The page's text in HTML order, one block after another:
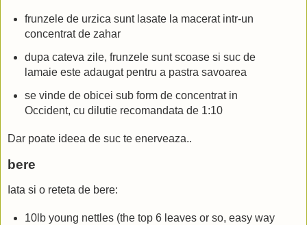
frunzele de urzica sunt lasate la macerat intr-un
concentrat de zahar
dupa cateva zile, frunzele sunt scoase si suc de
lamaie este adaugat pentru a pastra savoarea
se vinde de obicei sub form de concentrat in
Occident, cu dilutie recomandata de 1:10
Dar poate ideea de suc te enerveaza..
bere
Iata si o reteta de bere:
10lb young nettles (the top 6 leaves or so, easy way